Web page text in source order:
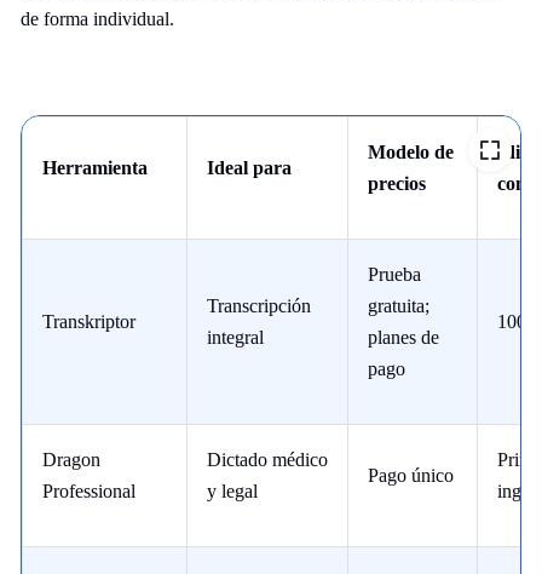
de forma individual.
Herramienta Ideal para
Modelo de
precios
Transkriptor
Transcripción
integral
Prueba
gratuita;
planes de
pago
100+
Dragon
Professional
Dictado médico
y legal
Pago único
inglés